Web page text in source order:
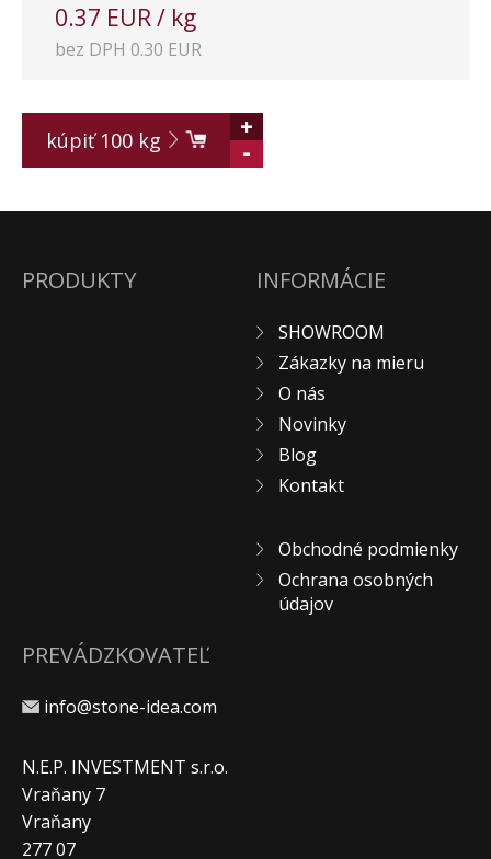
0.37 EUR / kg
bez DPH 0.30 EUR
kúpiť100kg
+
-
PRODUKTY INFORMÁCIE
SHOWROOM
Zákazky na mieru
O nás
Novinky
Blog
Kontakt
Obchodné podmienky
Ochrana osobných
údajov
PREVÁDZKOVATEĽ
info@stone-idea.com
N.E.P. INVESTMENT s.r.o.
Vraňany 7
Vraňany
277 07